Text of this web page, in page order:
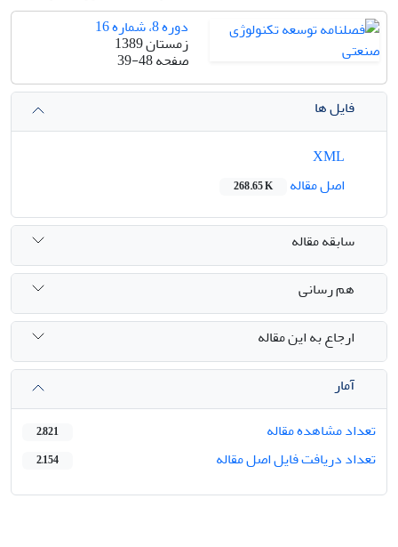
دوره 8، شماره 16
زمستان 1389
صفحه39-48
فایل ها
اصل مقاله
268.65 K
سابقه مقاله
هم رسانی
ارجاع به این مقاله
آمار
تعداد مشاهده مقاله
2,821
تعداد دریافت فایل اصل مقاله 2,154